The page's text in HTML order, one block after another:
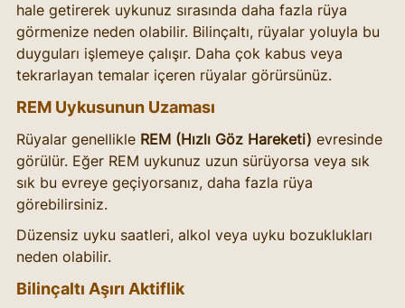
hale getirerek uykunuz sırasında daha fazla rüya
görmenize neden olabilir. Bilinçaltı, rüyalar yoluyla bu
duyguları işlemeye çalışır. Daha çok kabus veya
tekrarlayan temalar içeren rüyalar görürsünüz.
REM Uykusunun Uzaması
Rüyalar genellikle REM (Hızlı Göz Hareketi) evresinde
görülür. Eğer REM uykunuz uzun sürüyorsa veya sık
sık bu evreye geçiyorsanız, daha fazla rüya
görebilirsiniz.
Düzensiz uyku saatleri, alkol veya uyku bozuklukları
neden olabilir.
Bilinçaltı Aşırı Aktiflik